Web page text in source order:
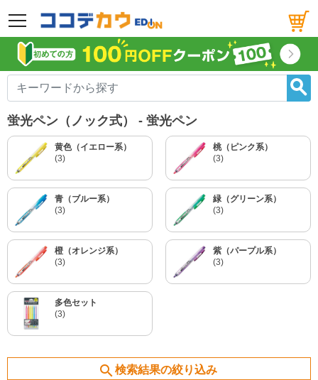
メニュー
蛍光ペン（ノック式） - 蛍光ペン
黄色（イエロー系）
(3)
桃（ピンク系）
(3)
青（ブルー系）
(3)
緑（グリーン系）
(3)
橙（オレンジ系）
(3)
紫（パープル系）
(3)
多色セット
(3)
search 検索結果の絞り込み